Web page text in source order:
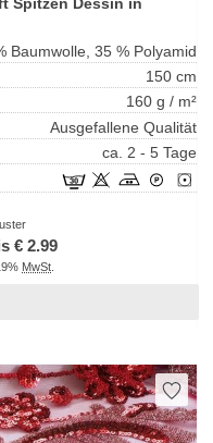
Spitzen Dessin in
Baumwolle, 35 % Polyamid
150 cm
160 g / m²
Ausgefallene Qualität
ca. 2 - 5 Tage
€2.99
MwSt.